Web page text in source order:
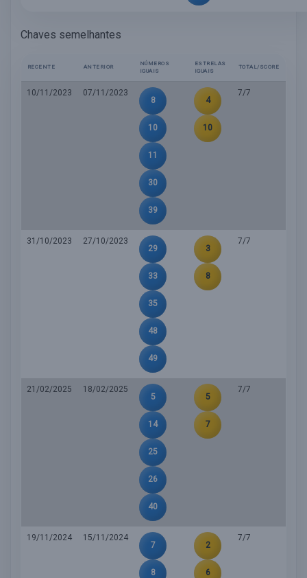
Chaves semelhantes
RECENTE ANTERIOR
NÚMEROS
IGUAIS
ESTRELAS
IGUAIS
TOTAL/SCORE
10/11/2023
07/11/2023
8
10
11
30
39
4
10
7/7
31/10/2023
27/10/2023
29
33
35
48
49
3
8
7/7
21/02/2025
18/02/2025
5
14
25
26
40
5
7
7/7
19/11/2024
15/11/2024
7
8
2
6
7/7